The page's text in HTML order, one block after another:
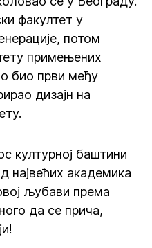
факултет у
потом
примењених
био први међу
дизајн на
културној баштини
највећих академика
љубави према
да се прича,